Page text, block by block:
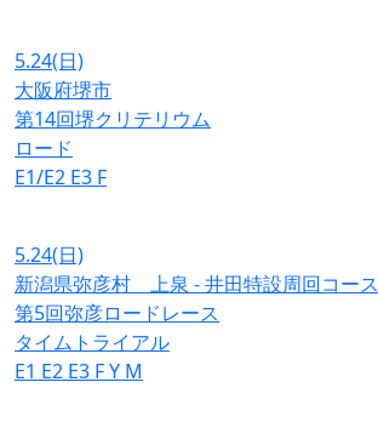
5.24(日)
大阪府堺市
第14回堺クリテリウム
ロード
E1/E2 E3 F
5.24(日)
新潟県弥彦村 上泉 - 井田特設周回コース
第5回弥彦ロードレース
タイムトライアル
E1 E2 E3 FY M